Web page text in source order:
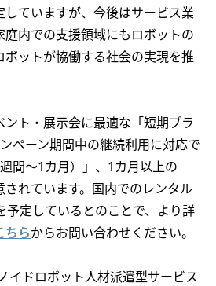
ていますが、今後はサービス業
内での支援領域にもロボットの
ットが協働する社会の実現を推
ト・展示会に最適な「短期プラ
ペーン期間中の継続利用に対応で
間～1カ月）」、1カ月以上の
されています。国内でのレンタル
予定しているとのことで、より詳
ちらからお問い合わせください。
イドロボット人材派遣型サービス